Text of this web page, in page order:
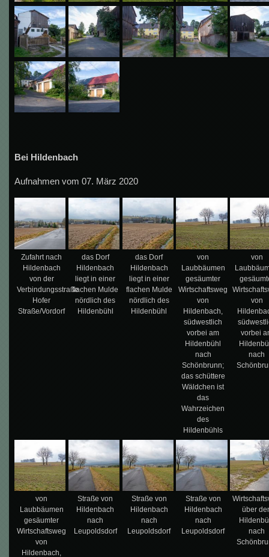
Bei Hildenbach
Aufnahmen vom 07. März 2020
Zufahrt nach
Hildenbach
von der
Verbindungsstraße
Hofer
Straße/Vordorf
das Dorf
Hildenbach
liegt in einer
flachen Mulde
nördlich des
Hildenbühl
das Dorf
Hildenbach
liegt in einer
flachen Mulde
nördlich des
Hildenbühl
von
Laubbäumen
gesäumter
Wirtschaftsweg
von
Hildenbach,
südwestlich
vorbei am
Hildenbühl
nach
Schönbrunn;
das schüttere
Wäldchen ist
das
Wahrzeichen
des
Hildenbühls
von
von
vorbei
nach
von
Laubbäumen
gesäumter
Wirtschaftsweg
von
Hildenbach,
Straße von
Hildenbach
nach
Leupoldsdorf
Straße von
Hildenbach
nach
Leupoldsdorf
Straße von
Hildenbach
nach
Leupoldsdorf
über
nach